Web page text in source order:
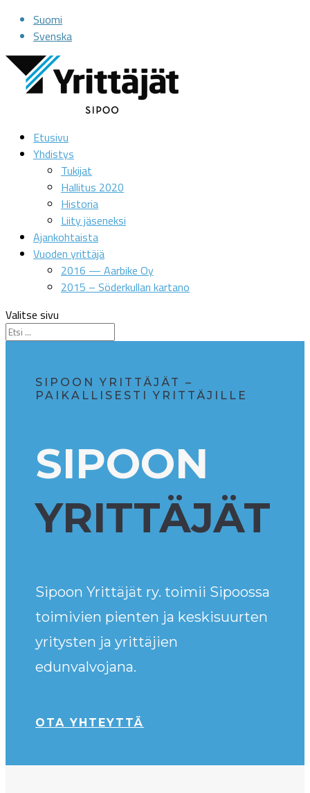
Suomi
Svenska
Etusivu
Yhdistys
Tukijat
Hallitus 2020
Historia
Liity jäseneksi
Ajankohtaista
Vuoden yrittäjä
2016 — Aarbike Oy
2015 – Söderkullan kartano
Valitse sivu
SIPOON YRITTÄJÄT –
PAIKALLISESTI YRITTÄJILLE
SIPOON
YRITTÄJÄT
Sipoon Yrittäjät ry. toimii Sipoossa
toimivien pienten ja keskisuurten
yritysten ja yrittäjien
edunvalvojana.
OTA YHTEYTTÄ